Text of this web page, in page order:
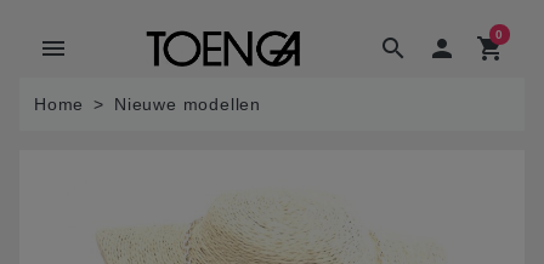
search
menu  shopping_cart
0
Home Nieuwe modellen